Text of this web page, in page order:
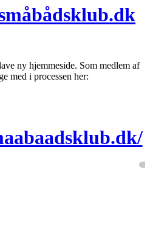
ny hjemmeside. Som medlem af
med i processen her: